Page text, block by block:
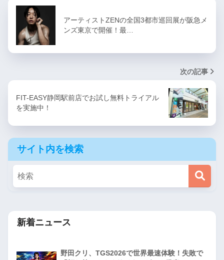
アーティストZENの全国3都市巡回展が阪急メ
ンズ東京で開催！最…
次の記事
FIT-EASY静岡駅前店でお試し無料トライアル
を実施中！
サイト内を検索
新着ニュース
野田クリ、TGS2026で世界最速体験！失敗で